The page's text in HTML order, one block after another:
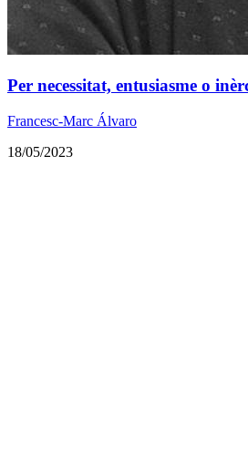
Per necessitat, entusiasme o
Francesc-Marc Álvaro
18/05/2023